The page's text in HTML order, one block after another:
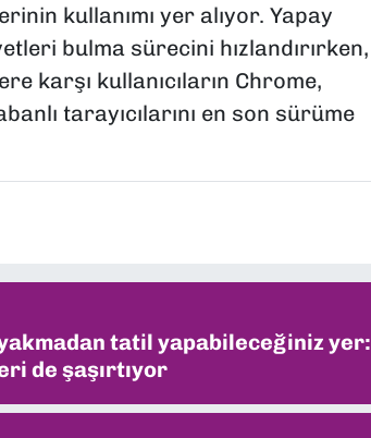
kullanımı yer alıyor. Yapay
bulma sürecini hızlandırırken,
karşı kullanıcıların Chrome,
tarayıcılarını en son sürüme
tatil yapabileceğiniz yer:
de şaşırtıyor